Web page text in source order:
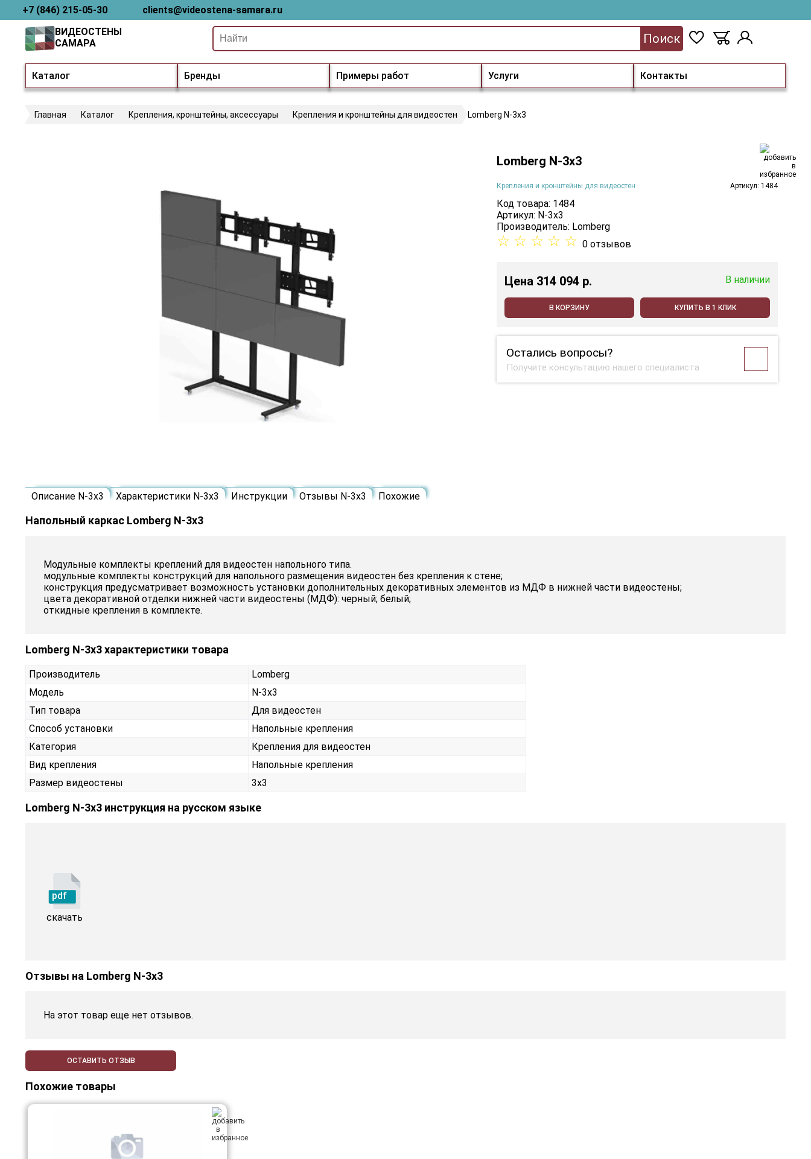
+7 (846) 215-05-30 clients@videostena-samara.ru
Каталог Бренды Примеры работ Услуги Контакты
ВИДЕОСТЕНЫ
САМАРА
Поиск
Главная Каталог Крепления, кронштейны, аксессуары Крепления и кронштейны для видеостен Lomberg N-3х3
Lomberg N-3х3
Крепления и кронштейны для видеостен Артикул: 1484
Код товара: 1484
Артикул: N-3х3
Производитель: Lomberg
☆ ☆ ☆ ☆ ☆ 0 отзывов
Цена 314 094 p. В наличии
В КОРЗИНУ КУПИТЬ В 1 КЛИК
Остались вопросы?
Получите консультацию нашего специалиста
Описание N-3х3 Характеристики N-3х3 Инструкции Отзывы N-3х3 Похожие
Напольный каркас Lomberg N-3х3
Модульные комплекты креплений для видеостен напольного типа.
модульные комплекты конструкций для напольного размещения видеостен без крепления к стене;
конструкция предусматривает возможность установки дополнительных декоративных элементов из МДФ в нижней части видеостены;
цвета декоративной отделки нижней части видеостены (МДФ): черный; белый;
откидные крепления в комплекте.
Lomberg N-3х3 характеристики товара
Производитель
Lomberg
Модель
N-3х3
Тип товара
Для видеостен
Способ установки
Напольные крепления
Категория
Крепления для видеостен
Вид крепления
Напольные крепления
Размер видеостены
3x3
Lomberg N-3х3 инструкция на русском языке
pdf
скачать
Отзывы на Lomberg N-3х3
На этот товар еще нет отзывов.
ОСТАВИТЬ ОТЗЫВ
Похожие товары